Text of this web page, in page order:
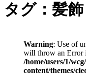
タグ：髪飾
Warning: Use of
will throw an Error
/home/users/1/
content/themes/